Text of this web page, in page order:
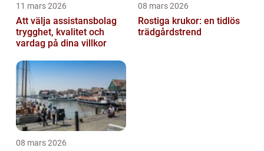
11 mars 2026
Att välja assistansbolag
trygghet, kvalitet och
vardag på dina villkor
08 mars 2026
Rostiga krukor: en tidlös
trädgårdstrend
08 mars 2026